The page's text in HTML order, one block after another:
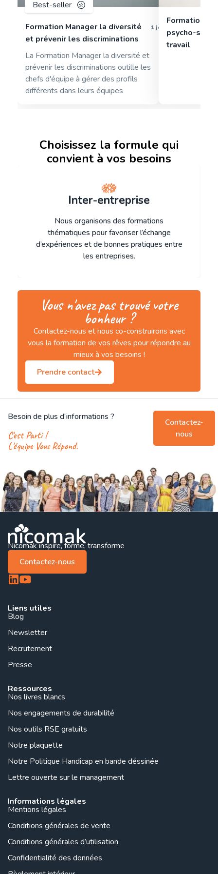
Best-seller
Formation Manager la diversité
et prévenir les discriminations
La Formation Manager la diversité et
prévenir les discriminations outille les
chefs d'équipe à gérer des profils
différents dans leurs équipes
1 jour
Formation
psycho-
travail
Choisissez la formule qui
convient à vos besoins
Inter-entreprise
Nous organisons des formations
thématiques pour favoriser l’échange
d’expériences et de bonnes pratiques entre
les entreprises.
Vous n'avez pas trouvé votre
bonheur ?
Contactez-nous et nous co-construirons avec
vous la formation de vos rêves pour répondre au
mieux à vos besoins !
Prendre contact
Besoin de plus d'informations ?
C'est Parti !
L'équipe Vous Répond.
Contactez-
nous
Nicomak inspire, forme, transforme
Contactez-nous
Liens utiles
Blog
Newsletter
Recrutement
Presse
Ressources
Nos livres blancs
Nos engagements de durabilité
Nos outils RSE gratuits
Notre plaquette
Notre Politique Handicap en bande déssinée
Lettre ouverte sur le management
Informations légales
Mentions légales
Conditions générales de vente
Conditions générales d’utilisation
Confidentialité des données